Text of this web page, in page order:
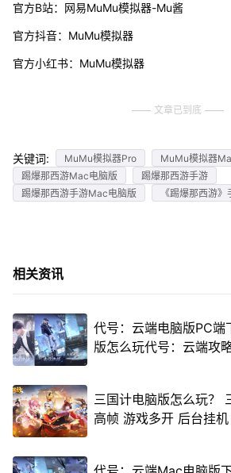
官方B站：网易MuMu模拟器-Mu酱
官方抖音：MuMu模拟器
官方小红书：MuMu模拟器
文章已到底
关键词: MuMu模拟器Pro MuMu模拟器
踢爆那西游Mac电脑版
踢爆那西游手游
踢爆那西游手游Mac电脑版
《踢爆那西游》
相关资讯
代号：云端电脑版PC端
版怎么玩代号：云端攻
三国计电脑版怎么玩？
高帧 游戏多开 后台挂